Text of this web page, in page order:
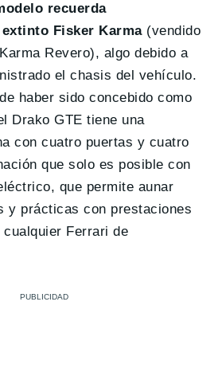
recuerda
Fisker Karma(vendido
Revero), algo debido a
el chasis del vehículo.
haber sido concebido como
Drako GTE tiene una
con cuatro puertas y cuatro
que solo es posible con
que permite aunar
y prácticas con prestaciones
Ferrari de